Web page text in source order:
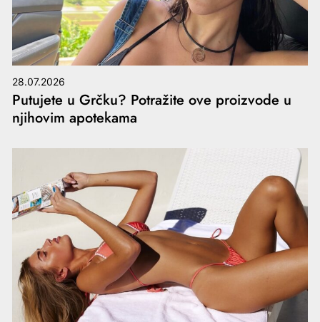
28.07.2026
Putujete u Grčku? Potražite ove proizvode u
njihovim apotekama